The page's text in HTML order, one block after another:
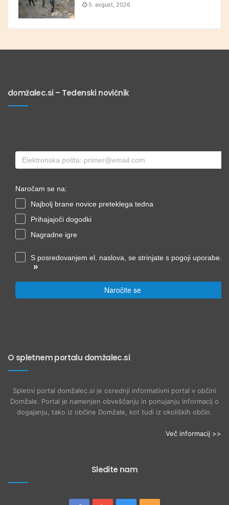
5. avgust, 2026
domžalec.si – Tedenski novičnik
Naročam se na:
Najbolj brane novice preteklega tedna
Prihajajoči dogodki
Nagradne igre
S posredovanjem el. naslova, se strinjate s pogoji uporabe.
»
Naročite se
O spletnem portalu domžalec.si
Spletni portal domžalec.si je osrednji informativni portal v občini
Domžale. Portal je namenjen obveščanju in ponujanju informacij o
dogajanju, tako iz občine Domžale, kot tudi iz okoliških občin.
Več informacij >>
Sledite nam